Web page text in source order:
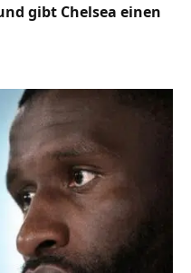
gibt Chelsea einen